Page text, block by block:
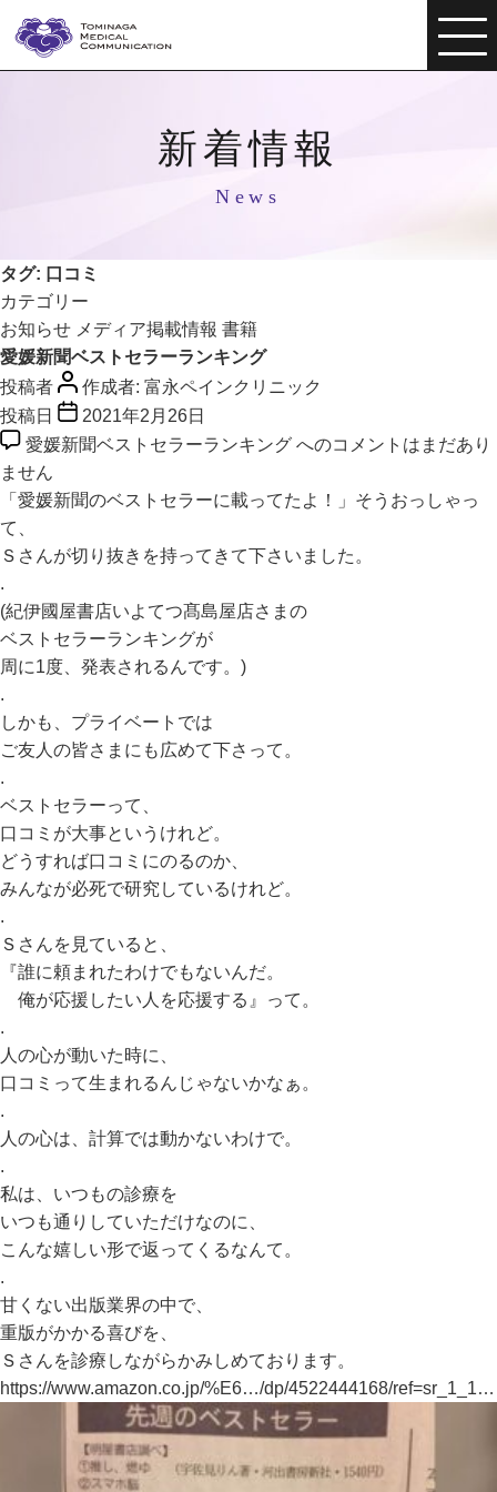
新着情報
News
タグ: 口コミ
カテゴリー
お知らせ メディア掲載情報 書籍
愛媛新聞ベストセラーランキング
投稿者
作成者: 富永ペインクリニック
投稿日
2021年2月26日
愛媛新聞ベストセラーランキング へのコメントはまだあり
ません
「愛媛新聞のベストセラーに載ってたよ！」そうおっしゃっ
て、
Ｓさんが切り抜きを持ってきて下さいました。
.
(紀伊國屋書店いよてつ髙島屋店さまの
ベストセラーランキングが
周に1度、発表されるんです。)
.
しかも、プライベートでは
ご友人の皆さまにも広めて下さって。
.
ベストセラーって、
口コミが大事というけれど。
どうすれば口コミにのるのか、
みんなが必死で研究しているけれど。
.
Ｓさんを見ていると、
『誰に頼まれたわけでもないんだ。
俺が応援したい人を応援する』って。
.
人の心が動いた時に、
口コミって生まれるんじゃないかなぁ。
.
人の心は、計算では動かないわけで。
.
私は、いつもの診療を
いつも通りしていただけなのに、
こんな嬉しい形で返ってくるなんて。
.
甘くない出版業界の中で、
重版がかかる喜びを、
Ｓさんを診療しながらかみしめております。
https://www.amazon.co.jp/%E6…/dp/4522444168/ref=sr_1_1…